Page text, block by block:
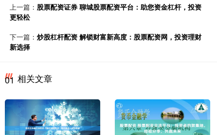
上一篇： 股票配资证券 聊城股票配资平台：助您资金杠杆，投资
更轻松
下一篇： 炒股杠杆配资 解锁财富新高度：股票配资网，投资理财
新选择
01 相关文章